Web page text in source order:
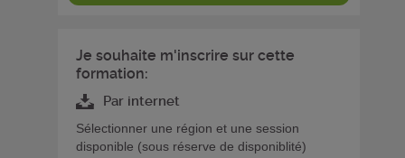
Je souhaite m'inscrire sur cette
formation:
Par internet
Sélectionner une région et une session
disponible (sous réserve de disponiblité)